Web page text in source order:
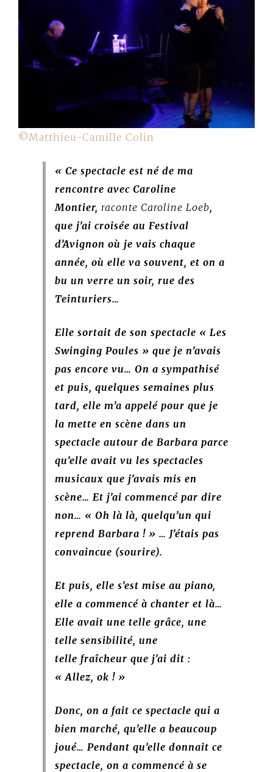
©Matthieu-Camille Colin
« Ce spectacle est né de ma
rencontre avec Caroline
Montier, raconte Caroline Loeb,
que j’ai croisée au Festival
d’Avignon où je vais chaque
année, où elle va souvent, et on a
bu un verre un soir, rue des
Teinturiers…
Elle sortait de son spectacle « Les
Swinging Poules » que je n’avais
pas encore vu… On a sympathisé
et puis, quelques semaines plus
tard, elle m’a appelé pour que je
la mette en scène dans un
spectacle autour de Barbara parce
qu’elle avait vu les spectacles
musicaux que j’avais mis en
scène… Et j’ai commencé par dire
non… « Oh là là, quelqu’un qui
reprend Barbara ! » … J’étais pas
convaincue (sourire).
Et puis, elle s’est mise au piano,
elle a commencé à chanter et là…
Elle avait une telle grâce, une
telle sensibilité, une
telle fraîcheur que j’ai dit :
« Allez, ok ! »
Donc, on a fait ce spectacle qui a
bien marché, qu’elle a beaucoup
joué… Pendant qu’elle donnait ce
spectacle, on a commencé à se